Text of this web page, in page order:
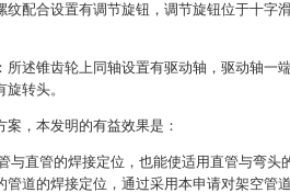
配合设置有调节旋钮，调节旋钮位于十字
述锥齿轮上同轴设置有驱动轴，驱动轴一
转头。
，本发明的有益效果是：
与直管的焊接定位，也能使适用直管与弯头
管道的焊接定位，通过采用本申请对架空管